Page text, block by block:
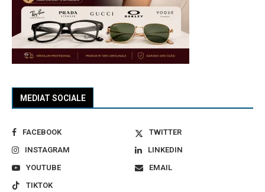
MEDIAT SOCIALE
FACEBOOK
TWITTER
INSTAGRAM
LINKEDIN
YOUTUBE
EMAIL
TIKTOK